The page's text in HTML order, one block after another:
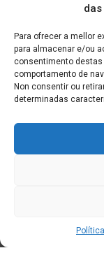
Para ofrecer a mellor
para almacenar e/ou
consentimento
comportamento de
Non consentir ou
determinadas